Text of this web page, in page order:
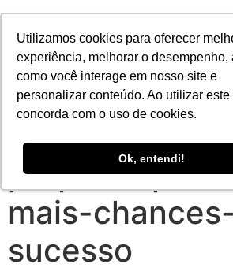
Utilizamos cookies para oferecer
experiência, melhorar o desempenho,
como você interage em nosso site e
personalizar conteúdo. Ao utilizar este
concorda com o uso de cookies.
Ok, entendi!
enem-2019-
comecar-a-
preparar-
mais-
sucesso